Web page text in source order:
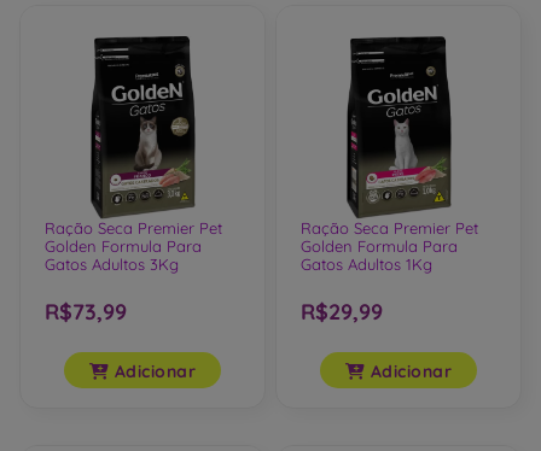
Ração Seca Premier Pet
Golden Formula Para
Gatos Adultos 3Kg
R$73,99
Adicionar
Ração Seca Premier Pet
Golden Formula Para
Gatos Adultos 1Kg
R$29,99
Adicionar